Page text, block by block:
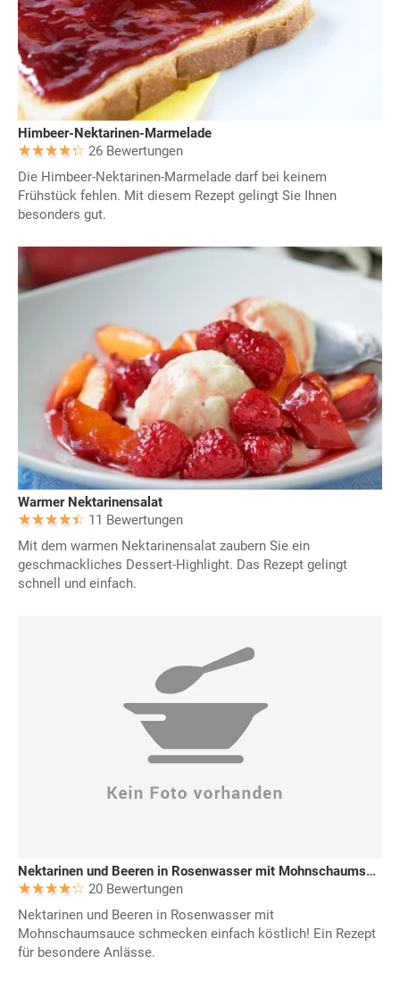
Himbeer-Nektarinen-Marmelade
26 Bewertungen
Die Himbeer-Nektarinen-Marmelade darf bei keinem
Frühstück fehlen. Mit diesem Rezept gelingt Sie Ihnen
besonders gut.
Warmer Nektarinensalat
11 Bewertungen
Mit dem warmen Nektarinensalat zaubern Sie ein
geschmackliches Dessert-Highlight. Das Rezept gelingt
schnell und einfach.
Nektarinen und Beeren in Rosenwasser mit Mohnschaumsauce
20 Bewertungen
Nektarinen und Beeren in Rosenwasser mit
Mohnschaumsauce schmecken einfach köstlich! Ein Rezept
für besondere Anlässe.